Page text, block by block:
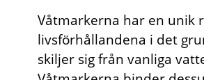
Våtmarkerna har en unik
livsförhållandena i det
skiljer sig från vanliga